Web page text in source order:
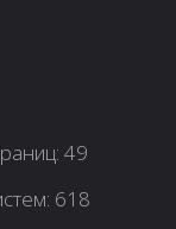
49
618